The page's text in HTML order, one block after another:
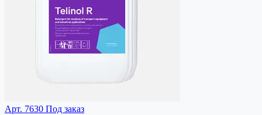
Арт. 7630 Под заказ